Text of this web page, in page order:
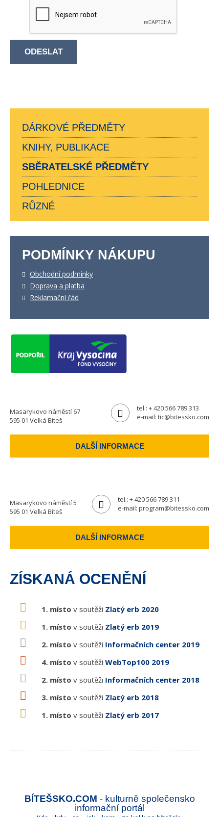
ODESLAT
DÁRKOVÉ PŘEDMĚTY
KNIHY, PUBLIKACE
SBĚRATELSKÉ PŘEDMĚTY
POHLEDNICE
RŮZNÉ
PODMÍNKY NÁKUPU
Obchodní podmínky
Doprava a platba
Reklamační řád
Masarykovo náměstí 67
595 01 Velká Bíteš
tel.: + 420 566 789 313
e-mail: tic@bitessko.com
DALŠÍ INFORMACE
Masarykovo náměstí 5
595 01 Velká Bíteš
tel.: + 420 566 789 311
e-mail: program@bitessko.com
DALŠÍ INFORMACE
ZÍSKANÁ OCENĚNÍ
1. místo v soutěži Zlatý erb 2020
1. místo v soutěži Zlatý erb 2019
2. místo v soutěži Informačních center 2019
4. místo v soutěži WebTop100 2019
2. místo v soutěži Informačních center 2018
3. místo v soutěži Zlatý erb 2018
1. místo v soutěži Zlatý erb 2017
BÍTEŠSKO.COM - kulturně společensko
informační portál